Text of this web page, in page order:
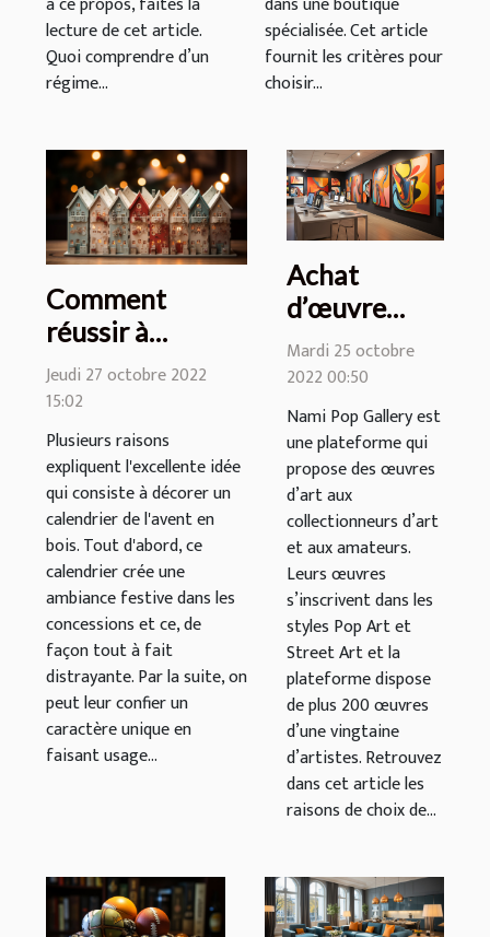
lecture de cet article.
Quoi comprendre d’un
régime...
spécialisée. Cet article
fournit les critères pour
choisir...
Comment
réussir à
décorer
convenablement
un calendrier de
l'avent en bois?
Jeudi 27 octobre 2022
15:02
Plusieurs raisons
expliquent l'excellente idée
qui consiste à décorer un
calendrier de l'avent en
bois. Tout d'abord, ce
calendrier crée une
ambiance festive dans les
concessions et ce, de
façon tout à fait
distrayante. Par la suite, on
peut leur confier un
caractère unique en
faisant usage...
Achat
d’œuvre
d’art en ligne
: Nami Pop
Gallery, une
référence
Mardi 25 octobre
2022 00:50
Nami Pop Gallery est
une plateforme qui
propose des œuvres
d’art aux
collectionneurs d’art
et aux amateurs.
Leurs œuvres
s’inscrivent dans les
styles Pop Art et
Street Art et la
plateforme dispose
de plus 200 œuvres
d’une vingtaine
d’artistes. Retrouvez
dans cet article les
raisons de choix de...